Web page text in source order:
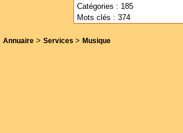
Catégories : 185
Mots clés : 374
Annuaire > Services > Musique